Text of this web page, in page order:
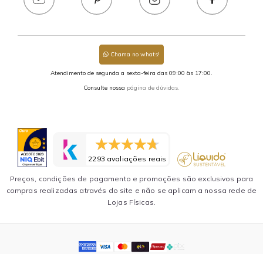
Chama no whats!
Atendimento de segunda a sexta-feira das 09:00 às 17:00.
Consulte nossa página de dúvidas.
2293 avaliações reais
Preços, condições de pagamento e promoções são exclusivos para
compras realizadas através do site e não se aplicam a nossa rede de
Lojas Físicas.